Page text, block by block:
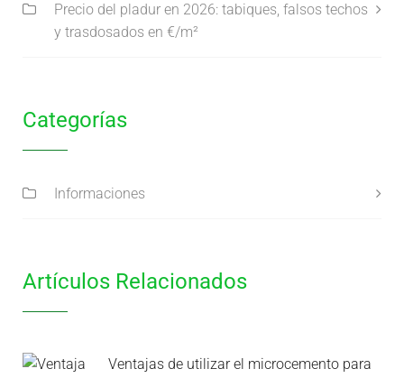
Precio del pladur en 2026: tabiques, falsos techos
y trasdosados en €/m²
Categorías
Informaciones
Artículos Relacionados
Ventajas de utilizar el microcemento para